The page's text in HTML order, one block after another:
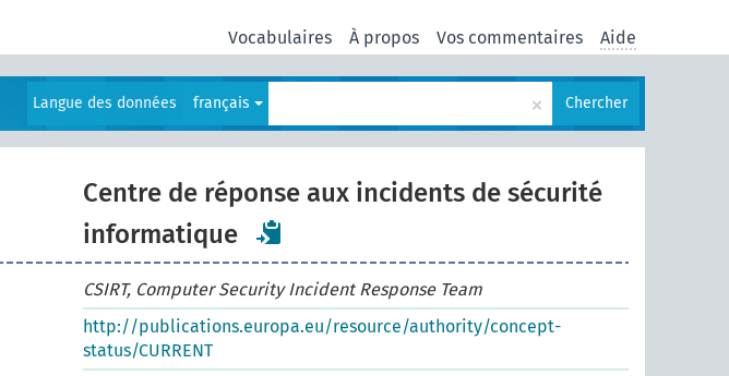
Vocabulaires À propos Vos commentaires Aide
Langue des données français × Chercher
Centre de réponse aux incidents de sécurité
informatique
CSIRT, Computer Security Incident Response Team
http://publications.europa.eu/resource/authority/concept-
status/CURRENT